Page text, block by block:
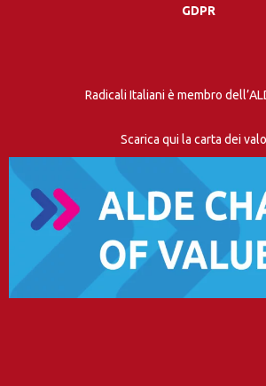
GDPR
Radicali Italiani è membro
Scarica qui la carta dei